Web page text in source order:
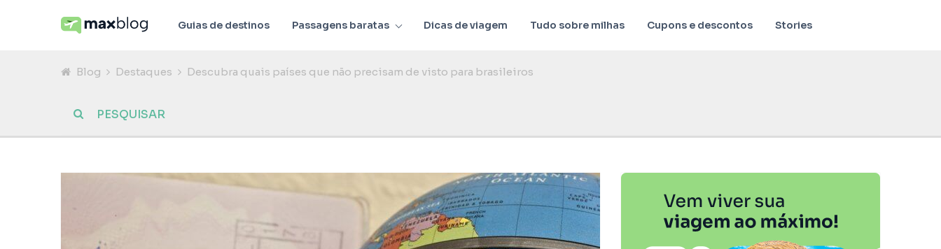
Guias de destinos Passagens baratas Dicas de viagem Tudo sobre milhas Cupons e descontos Stories
Blog Destaques Descubra quais países que não precisam de visto para brasileiros